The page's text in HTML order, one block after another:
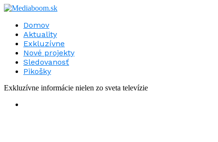
Domov
Aktuality
Exkluzívne
Nové projekty
Sledovanosť
Pikošky
Exkluzívne informácie nielen zo sveta televízie